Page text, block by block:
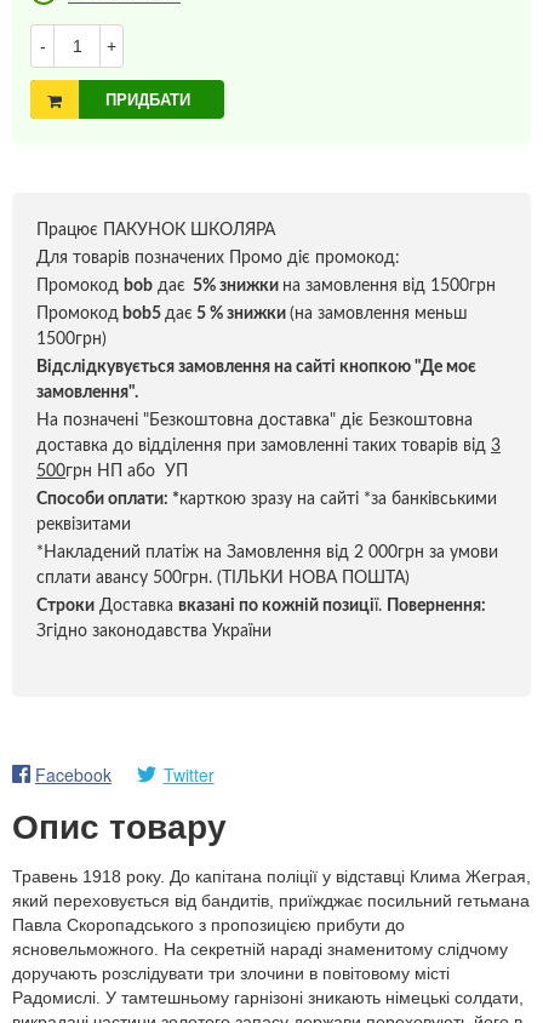
- +
ПРИДБАТИ
Працює ПАКУНОК ШКОЛЯРА
Для товарів позначених Промо діє промокод:
Промокод bob дає 5% знижки на замовлення від 1500грн
Промокод bob5 дає 5 % знижки (на замовлення меньш
1500грн)
Відслідкувується замовлення на сайті кнопкою "Де моє
замовлення".
На позначені "Безкоштовна доставка" діє Безкоштовна
доставка до відділення при замовленні таких товарів від 3
500грн НП або УП
Способи оплати: *карткою зразу на сайті *за банківськими
реквізитами
*Накладений платіж на Замовлення від 2 000грн за умови
сплати авансу 500грн. (ТІЛЬКИ НОВА ПОШТА)
Строки Доставка вказані по кожній позиції.
Повернення:
Згідно законодавства України
Facebook Twitter
Опис товару
Травень 1918 року. До капітана поліції у відставці Клима Жеграя,
який переховується від бандитів, приїжджає посильний гетьмана
Павла Скоропадського з пропозицією прибути до
ясновельможного. На секретній нараді знаменитому слідчому
доручають розслідувати три злочини в повітовому місті
Радомислі. У тамтешньому гарнізоні зникають німецькі солдати,